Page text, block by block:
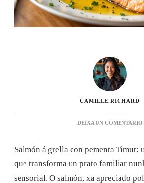
CAMILLE.RICHARD
DEIXA UN COMENTARIO
Salmón á grella con pementa Timut:
que transforma un prato familiar
sensorial. O salmón, xa apreciado